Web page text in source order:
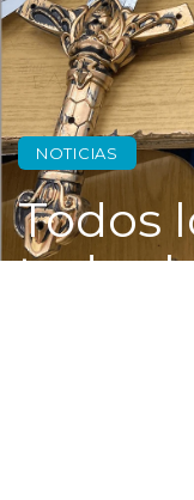
NOTICIAS
Todos
todas